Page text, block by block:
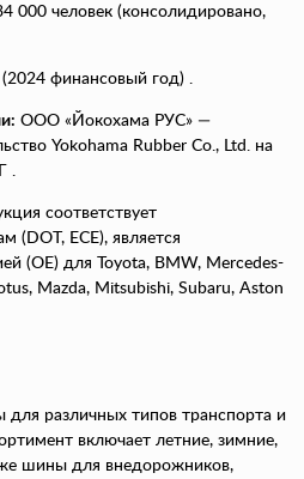
000 человек (консолидировано,
финансовый год) .
ООО «Йокохама РУС» —
Yokohama Rubber Co., Ltd. на
.
соответствует
(DOT, ECE), является
(OE) для Toyota, BMW, Mercedes-
Mazda, Mitsubishi, Subaru, Aston
для различных типов транспорта и
включает летние, зимние,
шины для внедорожников,